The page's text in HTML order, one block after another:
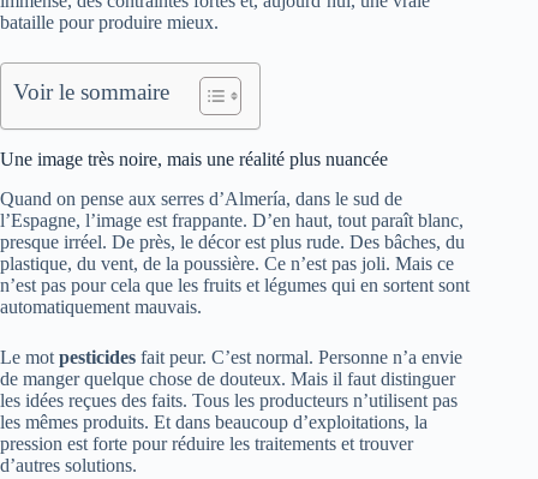
bataille pour produire mieux.
Voir le sommaire
Une image très noire, mais une réalité plus nuancée
Quand on pense aux serres d’Almería, dans le sud de
l’Espagne, l’image est frappante. D’en haut, tout paraît blanc,
presque irréel. De près, le décor est plus rude. Des bâches, du
plastique, du vent, de la poussière. Ce n’est pas joli. Mais ce
n’est pas pour cela que les fruits et légumes qui en sortent sont
automatiquement mauvais.
Le mot pesticides fait peur. C’est normal. Personne n’a envie
de manger quelque chose de douteux. Mais il faut distinguer
les idées reçues des faits. Tous les producteurs n’utilisent pas
les mêmes produits. Et dans beaucoup d’exploitations, la
pression est forte pour réduire les traitements et trouver
d’autres solutions.